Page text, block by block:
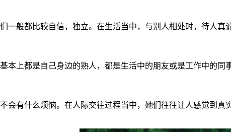
一般都比较自信，独立。在生活当中，与别人相处时，待人真
本上都是自己身边的熟人，都是生活中的朋友或是工作中的
会有什么烦恼。在人际交往过程当中，她们往往让人感觉到真